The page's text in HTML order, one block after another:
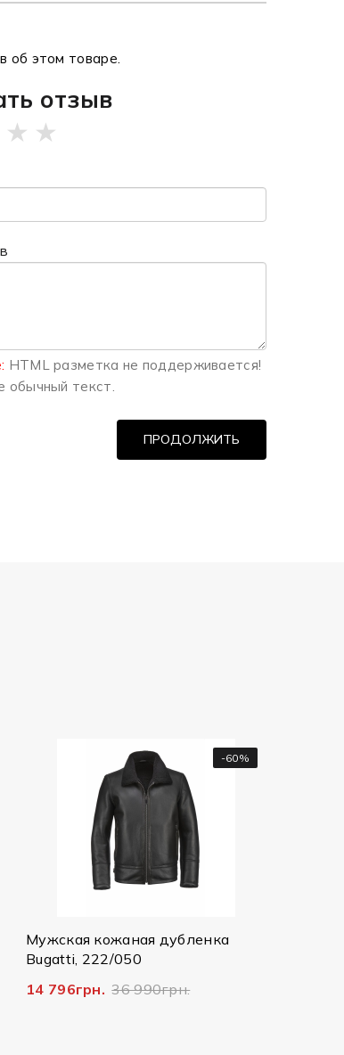
об этом товаре.
отзыв
★ ★
HTML разметка не поддерживается!
обычный текст.
ПРОДОЛЖИТЬ
дубленка
Мужская куртка Bugatti,
25073/390 8750
2 607грн.